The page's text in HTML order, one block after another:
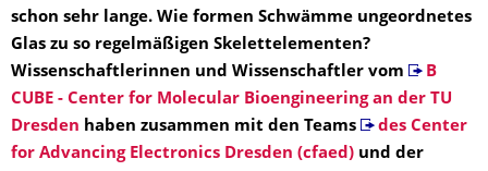
schon sehr lange. Wie formen Schwämme ungeordnetes
Glas zu so regelmäßigen Skelettelementen?
Wissenschaftlerinnen und Wissenschaftler vom
B
CUBE - Center for Molecular Bioengineering an der TU
Dresden haben zusammen mit den Teams
des Center
for Advancing Electronics Dresden (cfaed) und der